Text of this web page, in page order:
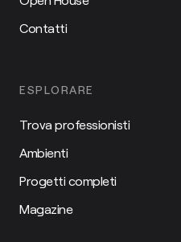
Contatti
ESPLORARE
Trova professionisti
Ambienti
Progetti completi
Magazine